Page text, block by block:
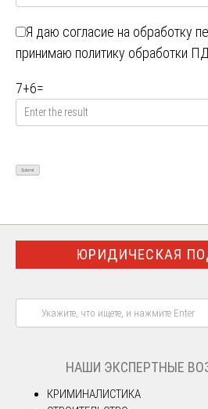
Я даю согласие на обработку
принимаю политику обработки
7+6=
ЮРИДИЧЕСКАЯ
НАШИ ЭКСПЕРТНЫЕ
КРИМИНАЛИСТИКА